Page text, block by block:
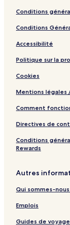
u
p
Conditions
Conditions
Accessibilité
Politique sur la
Cookies
Mentions légales
Comment
Directives de
Conditions
Rewards
Autres
Qui sommes-nous
Emplois
Guides de voyage